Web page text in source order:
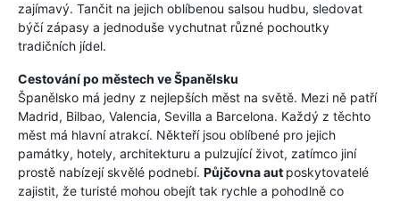
zajímavý. Tančit na jejich oblíbenou salsou hudbu, sledovat
býčí zápasy a jednoduše vychutnat různé pochoutky
tradičních jídel.
Cestování po městech ve Španělsku
Španělsko má jedny z nejlepších měst na světě. Mezi ně patří
Madrid, Bilbao, Valencia, Sevilla a Barcelona. Každý z těchto
měst má hlavní atrakcí. Někteří jsou oblíbené pro jejich
památky, hotely, architekturu a pulzující život, zatímco jiní
prostě nabízejí skvělé podnebí. Půjčovna aut poskytovatelé
zajistit, že turisté mohou obejít tak rychle a pohodlně co